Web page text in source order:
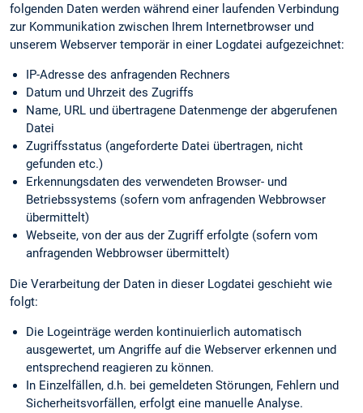
folgenden Daten werden während einer laufenden Verbindung
zur Kommunikation zwischen Ihrem Internetbrowser und
unserem Webserver temporär in einer Logdatei aufgezeichnet:
IP-Adresse des anfragenden Rechners
Datum und Uhrzeit des Zugriffs
Name, URL und übertragene Datenmenge der abgerufenen
Datei
Zugriffsstatus (angeforderte Datei übertragen, nicht
gefunden etc.)
Erkennungs­daten des verwendeten Browser- und
Betriebssystems (sofern vom anfragenden Webbrowser
übermittelt)
Webseite, von der aus der Zugriff erfolgte (sofern vom
anfragenden Webbrowser übermittelt)
Die Verarbeitung der Daten in dieser Logdatei geschieht wie
folgt:
Die Logeinträge werden kontinuierlich automatisch
ausgewertet, um Angriffe auf die Webserver erkennen und
entsprechend reagieren zu können.
In Einzelfällen, d.h. bei gemeldeten Störungen, Fehlern und
Sicherheits­vorfällen, erfolgt eine manuelle Analyse.